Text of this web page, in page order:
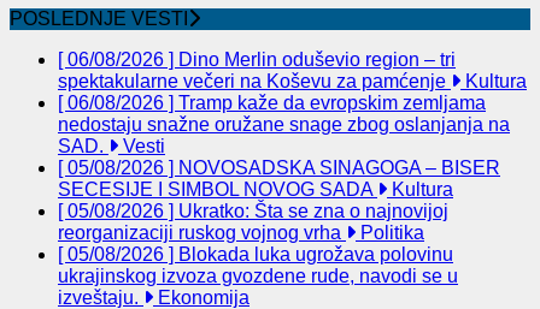
POSLEDNJE VESTI
[ 06/08/2026 ] Dino Merlin oduševio region – tri
spektakularne večeri na Koševu za pamćenje
Kultura
[ 06/08/2026 ] Tramp kaže da evropskim zemljama
nedostaju snažne oružane snage zbog oslanjanja na
SAD.
Vesti
[ 05/08/2026 ] NOVOSADSKA SINAGOGA – BISER
SECESIJE I SIMBOL NOVOG SADA
Kultura
[ 05/08/2026 ] Ukratko: Šta se zna o najnovijoj
reorganizaciji ruskog vojnog vrha
Politika
[ 05/08/2026 ] Blokada luka ugrožava polovinu
ukrajinskog izvoza gvozdene rude, navodi se u
izveštaju.
Ekonomija